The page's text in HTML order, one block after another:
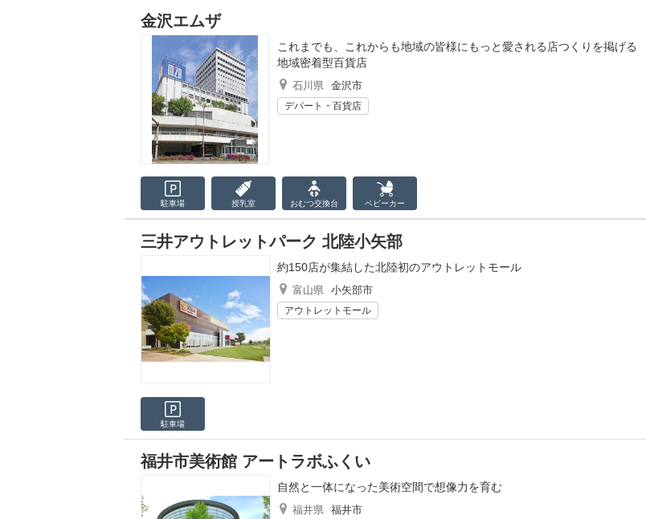
金沢エムザ
これまでも、これからも地域の皆様にもっと愛される店つくりを掲げる
地域密着型百貨店
石川県 金沢市
デパート・百貨店
駐車場 授乳室 おむつ交換台 ベビーカー
三井アウトレットパーク 北陸小矢部
約150店が集結した北陸初のアウトレットモール
富山県 小矢部市
アウトレットモール
駐車場
福井市美術館 アートラボふくい
自然と一体になった美術空間で想像力を育む
福井県 福井市